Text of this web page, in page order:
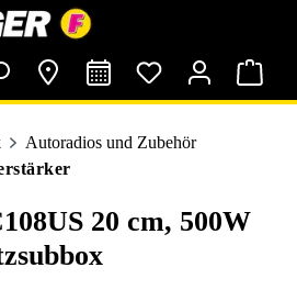
Autoradios und Zubehör
20 cm, 500W